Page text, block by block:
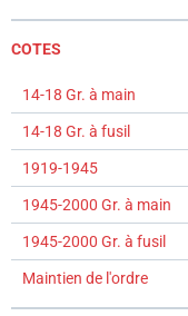
COTES
14-18 Gr. à main
14-18 Gr. à fusil
1919-1945
1945-2000 Gr. à main
1945-2000 Gr. à fusil
Maintien de l'ordre